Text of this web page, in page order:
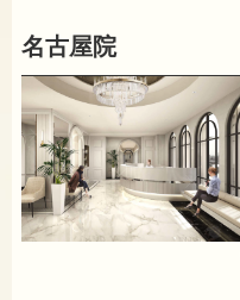
名古屋院